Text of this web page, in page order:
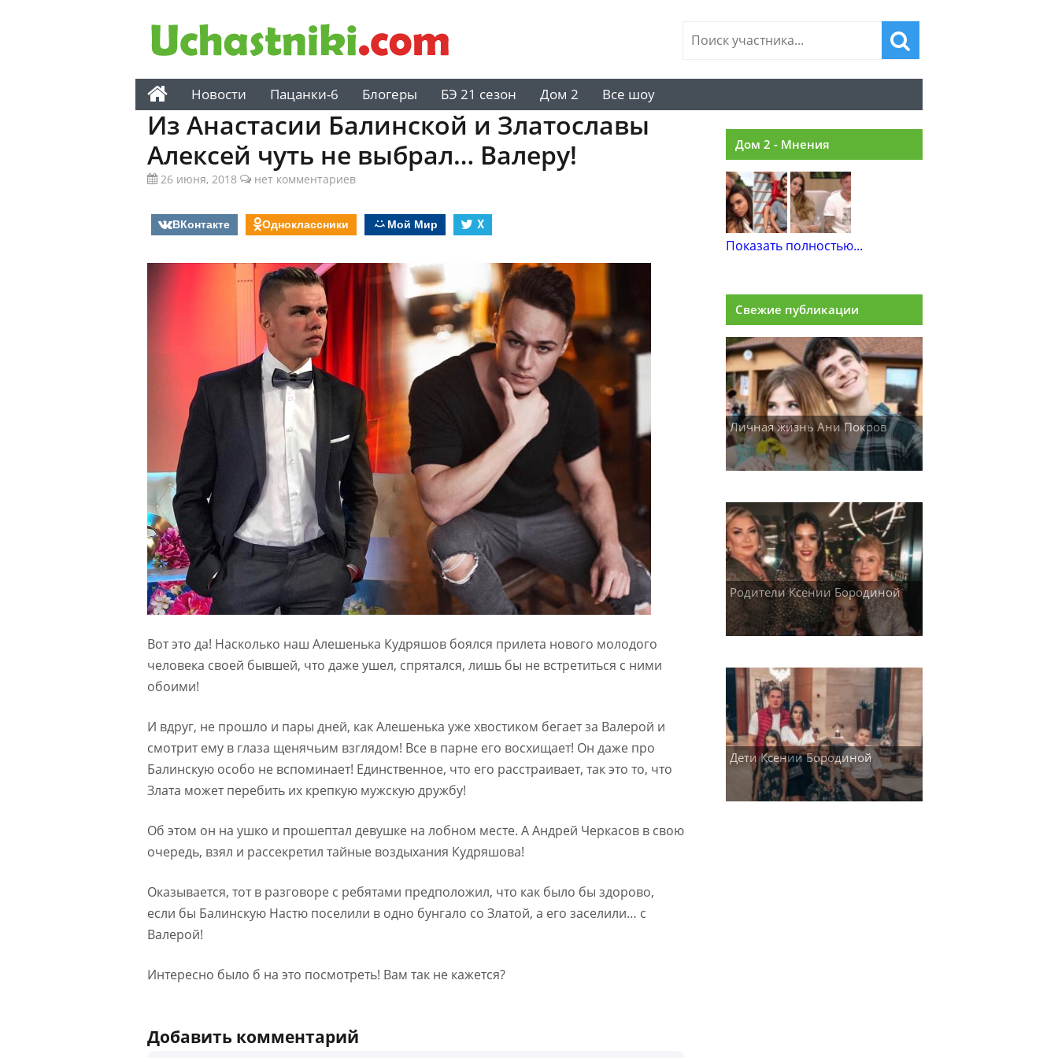
Новости Пацанки-6 Блогеры БЭ 21 сезон Дом 2 Все шоу
Из Анастасии Балинской и Златославы
Алексей чуть не выбрал… Валеру!
26 июня, 2018 нет комментариев
ВКонтакте Одноклассники Мой Мир X
Вот это да! Насколько наш Алешенька Кудряшов боялся прилета нового молодого
человека своей бывшей, что даже ушел, спрятался, лишь бы не встретиться с ними
обоими!
И вдруг, не прошло и пары дней, как Алешенька уже хвостиком бегает за Валерой и
смотрит ему в глаза щенячьим взглядом! Все в парне его восхищает! Он даже про
Балинскую особо не вспоминает! Единственное, что его расстраивает, так это то, что
Злата может перебить их крепкую мужскую дружбу!
Об этом он на ушко и прошептал девушке на лобном месте. А Андрей Черкасов в свою
очередь, взял и рассекретил тайные воздыхания Кудряшова!
Оказывается, тот в разговоре с ребятами предположил, что как было бы здорово,
если бы Балинскую Настю поселили в одно бунгало со Златой, а его заселили… с
Валерой!
Интересно было б на это посмотреть! Вам так не кажется?
Добавить комментарий
Дом 2 - Мнения
Показать полностью...
Свежие публикации
Личная жизнь Ани Покров
Родители Ксении Бородиной
Дети Ксении Бородиной